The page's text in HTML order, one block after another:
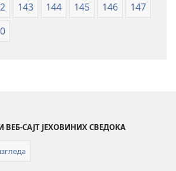
143 144 145 146
147
ВЕБ-САЈТ ЈЕХОВИНИХ СВЕДОКА